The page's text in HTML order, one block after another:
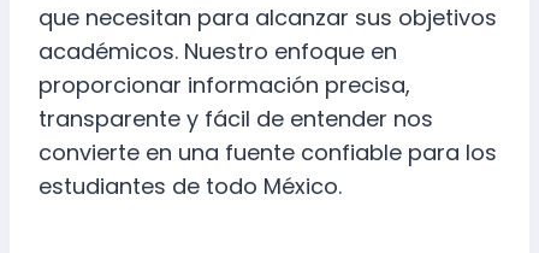
que necesitan para alcanzar sus objetivos
académicos. Nuestro enfoque en
proporcionar información precisa,
transparente y fácil de entender nos
convierte en una fuente confiable para los
estudiantes de todo México.